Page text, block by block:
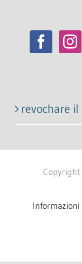
revochare